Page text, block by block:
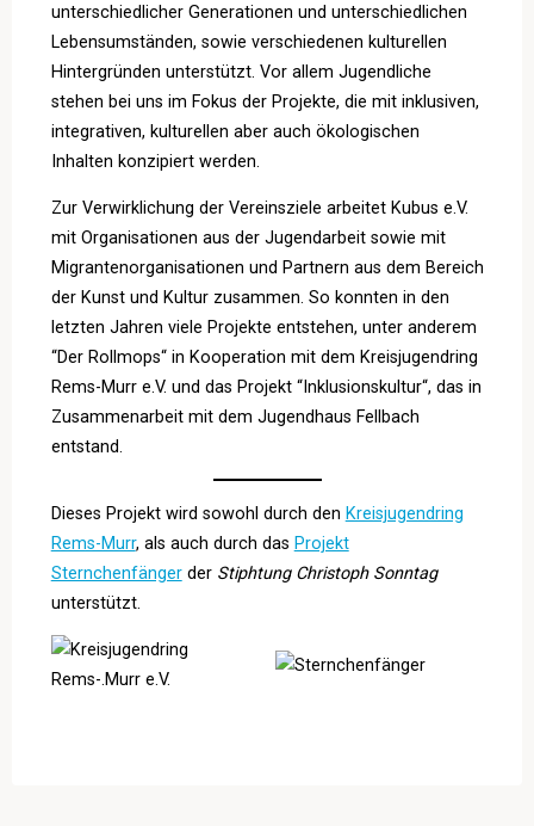
unterschiedlicher Generationen und unterschiedlichen
Lebensumständen, sowie verschiedenen kulturellen
Hintergründen unterstützt. Vor allem Jugendliche
stehen bei uns im Fokus der Projekte, die mit inklusiven,
integrativen, kulturellen aber auch ökologischen
Inhalten konzipiert werden.
Zur Verwirklichung der Vereinsziele arbeitet Kubus e.V.
mit Organisationen aus der Jugendarbeit sowie mit
Migrantenorganisationen und Partnern aus dem Bereich
der Kunst und Kultur zusammen. So konnten in den
letzten Jahren viele Projekte entstehen, unter anderem
“Der Rollmops“ in Kooperation mit dem Kreisjugendring
Rems-Murr e.V. und das Projekt “Inklusionskultur“, das in
Zusammenarbeit mit dem Jugendhaus Fellbach
entstand.
Dieses Projekt wird sowohl durch den Kreisjugendring
Rems-Murr, als auch durch das Projekt
Sternchenfängerder Stiphtung Christoph Sonntag
unterstützt.